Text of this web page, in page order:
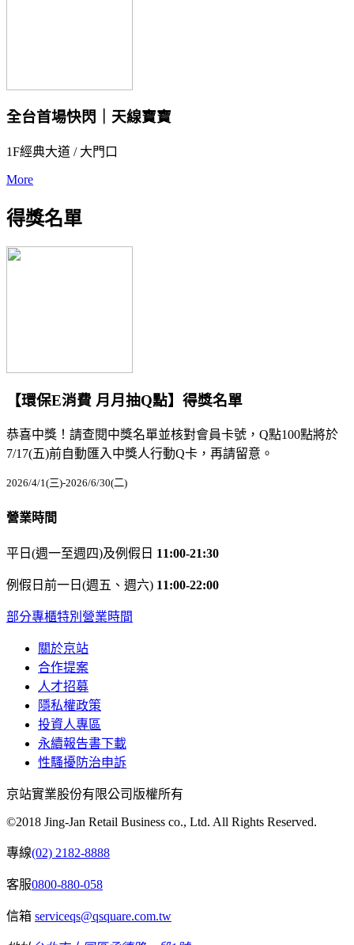
全台首場快閃｜天線寶寶
1F經典大道 / 大門口
More
得獎名單
【環保E消費 月月抽Q點】得獎名單
恭喜中獎！請查閱中獎名單並核對會員卡號，Q點100點將於
7/17(五)前自動匯入中獎人行動Q卡，再請留意。
2026/4/1(三)-2026/6/30(二)
營業時間
平日(週一至週四)及例假日 11:00-21:30
例假日前一日(週五、週六) 11:00-22:00
部分專櫃特別營業時間
關於京站
合作提案
人才招募
隱私權政策
投資人專區
永續報告書下載
性騷擾防治申訴
京站實業股份有限公司版權所有
©2018 Jing-Jan Retail Business co., Ltd. All Rights Reserved.
專線(02) 2182-8888
客服0800-880-058
信箱 serviceqs@qsquare.com.tw